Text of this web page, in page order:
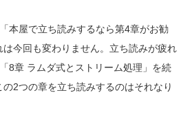
本屋で立ち読みするなら第4章がお勧
今回も変わりません。立ち読みが疲れ
8章 ラムダ式とストリーム処理」を続
2つの章を立ち読みするのはそれなり